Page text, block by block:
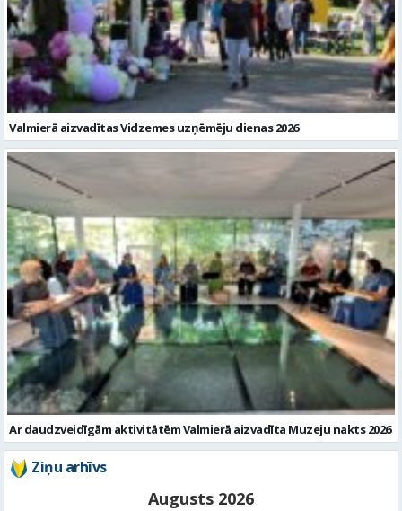
Valmierā aizvadītas Vidzemes uzņēmēju dienas 2026
Ar daudzveidīgām aktivitātēm Valmierā aizvadīta Muzeju nakts 2026
Ziņu arhīvs
Augusts 2026